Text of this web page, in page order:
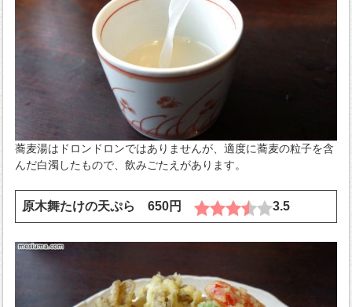
蕎麦湯はドロンドロンではありませんが、適度に蕎麦の粒子を含
んだ白濁したもので、飲みごたえがあります。
原木舞たけの天ぷら 650円 3.5